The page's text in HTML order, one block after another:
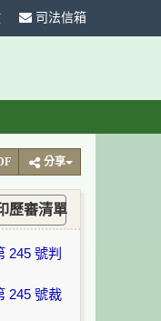
司法信箱
分享
歷審清單
245 號判
245 號裁